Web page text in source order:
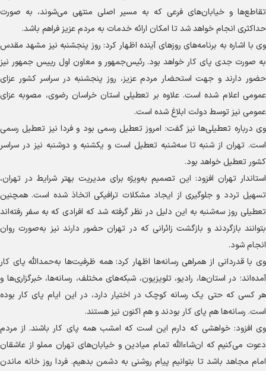
تقاطع‌ها و خیابان‌های فرعی که به مسیر اصلی منتهی می‌شوند، به صورت
حداکثری انجام خواهد شد تا امکان ارائه خدمات به مردم عزیز فراهم باشد.
وی با اشاره به برنامه‌های روزهای آینده اظهار کرد: روز پنجشنبه نیز مشهد مقدس
به صورت جدی پای کار خواهد بود. رئیس‌جمهور و معاون اول رییس جمهور نیز
حضور دارند و جهت استحضار مردم عزیز، روز پنجشنبه در سراسر کشور عزای
عمومی اعلام شده است. علاوه بر تعطیلی استان خراسان رضوی، مصوبه عزای
عمومی نیز توسط دولت ابلاغ شده است.
وی درباره تعطیلی‌ها نیز گفت: امروز تعطیل رسمی بود و فردا نیز تعطیل رسمی
است. تهران از شنبه تا سه‌شنبه تعطیل است و یکشنبه و دوشنبه نیز در سراسر
کشور تعطیل خواهد بود.
استاندار تهران افزود: این تصمیم به‌ویژه برای مدیریت بهتر شرایط در تهران،
تسهیل تردد و جلوگیری از ایجاد مشکلات ترافیکی اتخاذ شده است. همچنین
تعطیلی روز سه‌شنبه به این دلیل در نظر گرفته شد که افرادی که به سفر رفته‌اند
بتوانند بازگردند و بازگشت زائرانی که در تهران حضور دارند نیز به‌صورت روان
انجام شود.
وی با قدردانی از همراهی رسانه‌ها اظهار کرد: همه ظرفیت‌ها به‌حمدالله پای کار
آمده‌اند؛ در استان‌ها، رادیو، تلویزیون، شبکه‌های مختلف، رسانه‌ها، خبرگزاری‌ها و
هر کسی که حتی یک رسانه کوچک در اختیار دارد، در این ایام پای کار بوده
است. رسانه‌ها هم پای کار بودند و هم اکنون نیز هستند.
وی افزود: خواهشی که دارم این است که امشب همه پای کار باشند. از مردم
دعوت می‌کنیم که ان‌شاءالله تمام میادین و خیابان‌های تهران مملو از عاشقان
امام مجاهد باشد تا بتوانیم پیام روشنی به دشمن بدهیم. فردا روز خانه ماندن